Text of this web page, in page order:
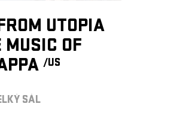
UTOPIA
MUSIC OF
/US
SÁL